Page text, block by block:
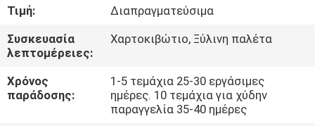
ΈΛΕΓΧΟΣ
ΕΠΑΦΉ
Τιμή:
Διαπραγματεύσιμα
Συσκευασία
λεπτομέρειες:
Χαρτοκιβώτιο, Ξύλινη παλέτα
Χρόνος
παράδοσης:
1-5 τεμάχια 25-30 εργάσιμες
ημέρες. 10 τεμάχια για χύδην
παραγγελία 35-40 ημέρες